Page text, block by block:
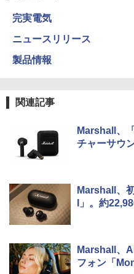
完実電気
ニュースリリース
製品情報
関連記事
Marshall、
チャーサウ
Marshall、
I」。約
Marshall、
フォン「